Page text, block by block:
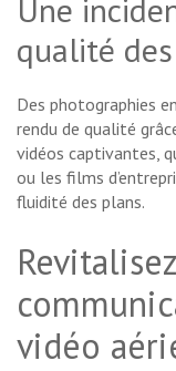
Une
qualité
Des photographies
rendu de qualité
vidéos captivantes,
ou les films
fluidité des plans.
vidéo